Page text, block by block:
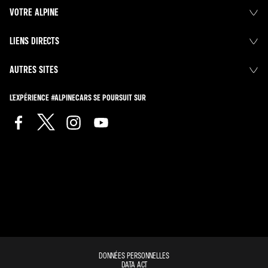
VOTRE ALPINE
LIENS DIRECTS
AUTRES SITES
L'EXPÉRIENCE #ALPINECARS SE POURSUIT SUR
DONNÉES PERSONNELLES
DATA ACT